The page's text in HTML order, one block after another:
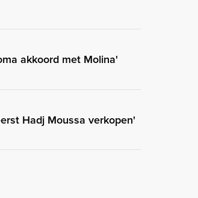
akkoord met Molina'
Hadj Moussa verkopen'